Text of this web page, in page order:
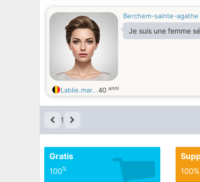
Berchem-sainte-agathe
Je suis une femme
Lablie.mar...40 anni
1
Gratis
100%